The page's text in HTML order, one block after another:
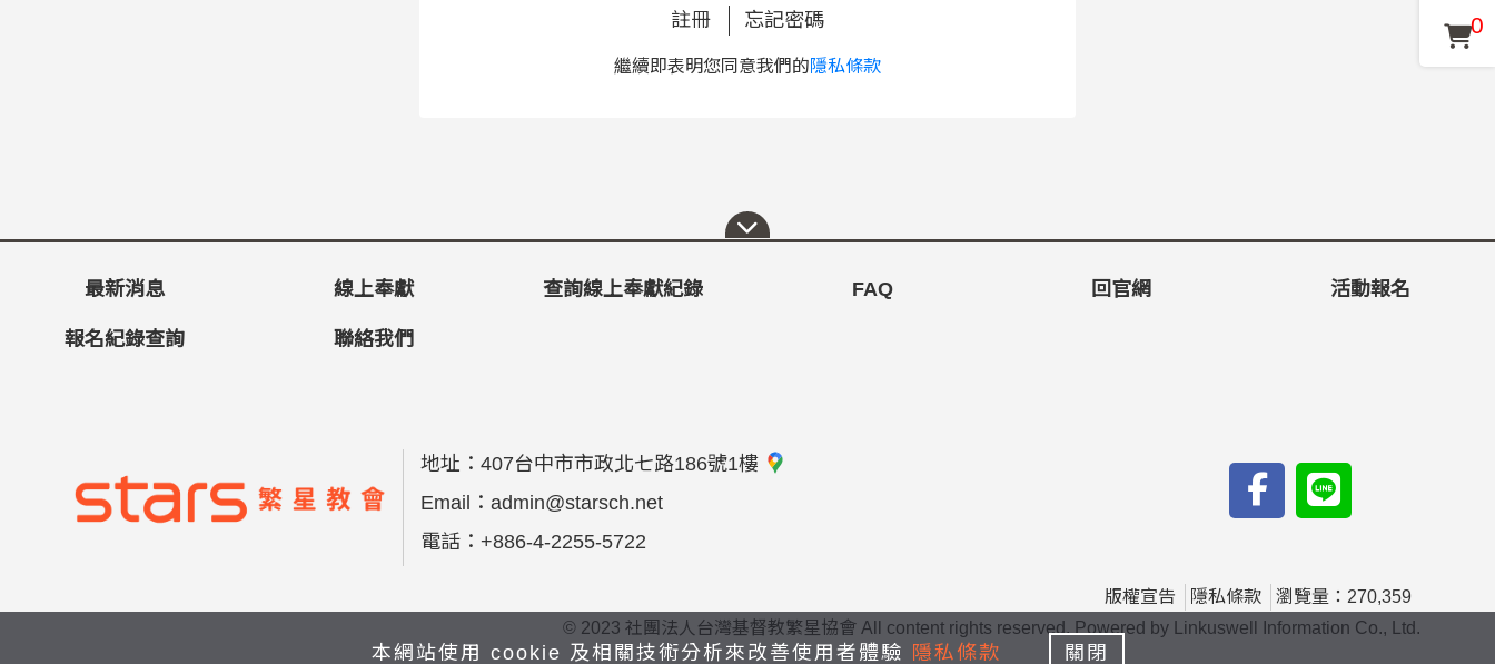
註冊 忘記密碼
繼續即表明您同意我們的隱私條款
最新消息 線上奉獻 查詢線上奉獻紀錄 FAQ 回官網 活動報名
報名紀錄查詢 聯絡我們
地址： 407台中市市政北七路186號1樓
Email： admin@starsch.net
電話： +886-4-2255-5722
版權宣告 隱私條款
瀏覽量：270,359
© 2023 社團法人台灣基督教繁星協會 All content rights reserved. Powered by Linkuswell Information Co., Ltd.
0
本網站使用 cookie 及相關技術分析來改善使用者體驗 隱私條款 關閉